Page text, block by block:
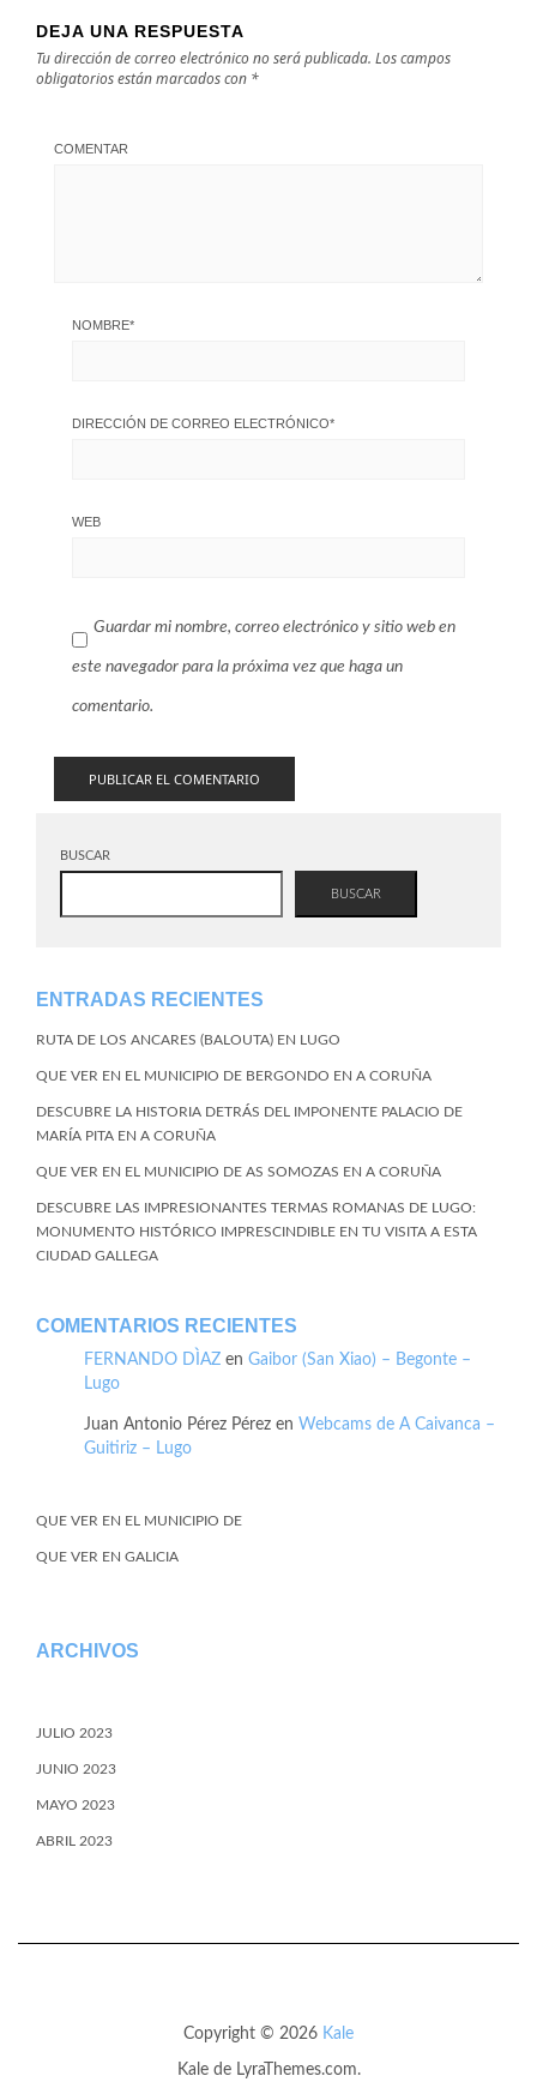
DEJA UNA RESPUESTA
Tu dirección de correo electrónico no será publicada. Los campos
obligatorios están marcados con *
COMENTAR
NOMBRE*
DIRECCIÓN DE CORREO ELECTRÓNICO*
WEB
Guardar mi nombre, correo electrónico y sitio web en
este navegador para la próxima vez que haga un
comentario.
BUSCAR
BUSCAR
ENTRADAS RECIENTES
RUTA DE LOS ANCARES (BALOUTA) EN LUGO
QUE VER EN EL MUNICIPIO DE BERGONDO EN A CORUÑA
DESCUBRE LA HISTORIA DETRÁS DEL IMPONENTE PALACIO DE
MARÍA PITA EN A CORUÑA
QUE VER EN EL MUNICIPIO DE AS SOMOZAS EN A CORUÑA
DESCUBRE LAS IMPRESIONANTES TERMAS ROMANAS DE LUGO:
MONUMENTO HISTÓRICO IMPRESCINDIBLE EN TU VISITA A ESTA
CIUDAD GALLEGA
COMENTARIOS RECIENTES
FERNANDO DÌAZ en Gaibor (San Xiao) – Begonte –
Lugo
Juan Antonio Pérez Pérez en Webcams de A Caivanca –
Guitiriz – Lugo
QUE VER EN EL MUNICIPIO DE
QUE VER EN GALICIA
ARCHIVOS
JULIO 2023
JUNIO 2023
MAYO 2023
ABRIL 2023
Copyright © 2026 Kale
Kalede LyraThemes.com.